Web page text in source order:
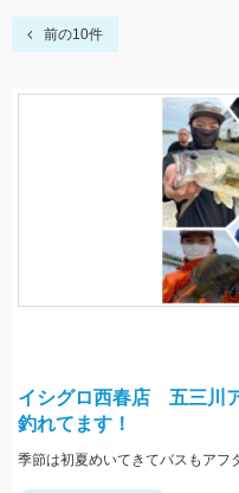
前の10件
イシグロ西春店 五三川
釣れてます！